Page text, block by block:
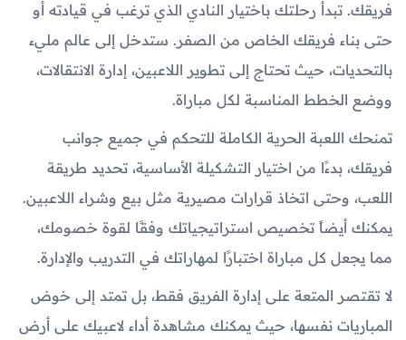
فريقك. تبدأ رحلتك باختيار النادي الذي ترغب في قيادته أو
حتى بناء فريقك الخاص من الصفر. ستدخل إلى عالم مليء
بالتحديات، حيث تحتاج إلى تطوير اللاعبين، إدارة الانتقالات،
ووضع الخطط المناسبة لكل مباراة.
تمنحك اللعبة الحرية الكاملة للتحكم في جميع جوانب
فريقك، بدءًا من اختيار التشكيلة الأساسية، تحديد طريقة
اللعب، وحتى اتخاذ قرارات مصيرية مثل بيع وشراء اللاعبين.
يمكنك أيضاً تخصيص استراتيجياتك وفقًا لقوة خصومك،
مما يجعل كل مباراة اختبارًا لمهاراتك في التدريب والإدارة.
لا تقتصر المتعة على إدارة الفريق فقط، بل تمتد إلى خوض
المباريات نفسها، حيث يمكنك مشاهدة أداء لاعبيك على أرض